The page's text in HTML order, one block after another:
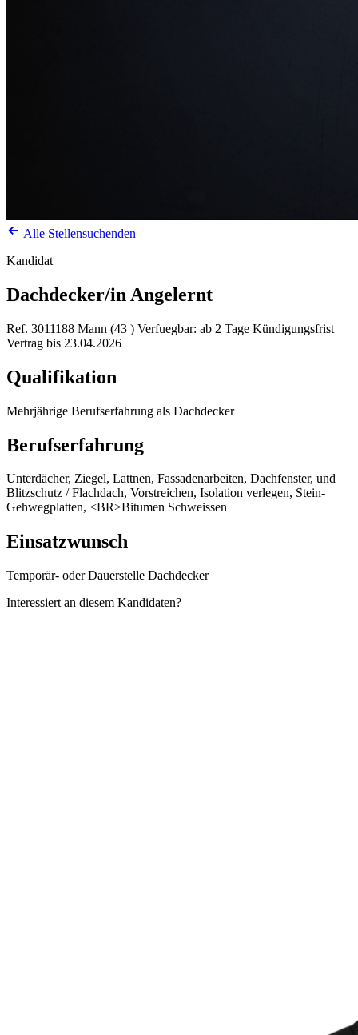
Alle Stellensuchenden
Kandidat
Dachdecker/in Angelernt
Ref. 3011188 Mann (43 ) Verfuegbar: ab 2 Tage Kündigungsfrist
Vertrag bis 23.04.2026
Qualifikation
Mehrjährige Berufserfahrung als Dachdecker
Berufserfahrung
Unterdächer, Ziegel, Lattnen, Fassadenarbeiten, Dachfenster, und
Blitzschutz / Flachdach, Vorstreichen, Isolation verlegen, Stein-
Gehwegplatten, <BR>Bitumen Schweissen
Einsatzwunsch
Temporär- oder Dauerstelle Dachdecker
Interessiert an diesem Kandidaten?